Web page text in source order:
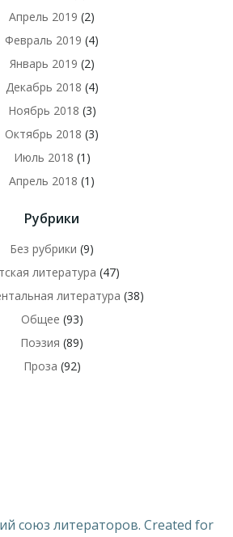
Апрель 2019 (2)
Февраль 2019 (4)
Январь 2019 (2)
Декабрь 2018 (4)
Ноябрь 2018 (3)
Октябрь 2018 (3)
Июль 2018 (1)
Апрель 2018 (1)
Рубрики
Без рубрики (9)
литература (47)
литература (38)
Общее (93)
Поэзия (89)
Проза (92)
союз литераторов. Created for